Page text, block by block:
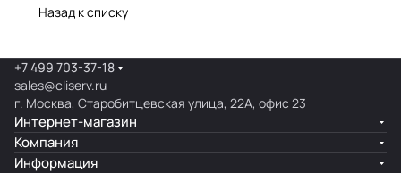
Назад к списку
+7 499 703-37-18
sales@cliserv.ru
г. Москва, Старобитцевская улица, 22А, офис 23
Интернет-магазин
Компания
Информация